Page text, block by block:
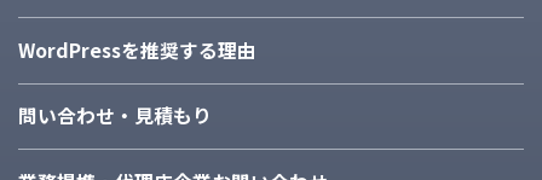
WordPressを推奨する理由
問い合わせ・見積もり